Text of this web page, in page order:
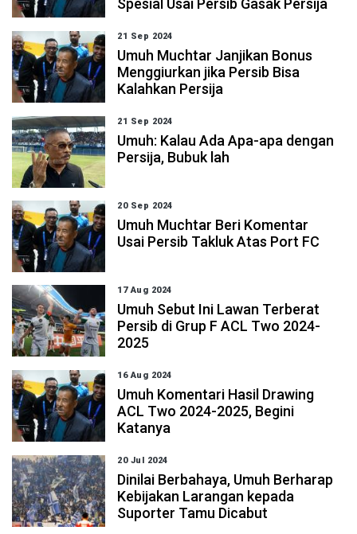
Spesial Usai Persib Gasak Persija
21 Sep 2024
Umuh Muchtar Janjikan Bonus
Menggiurkan jika Persib Bisa
Kalahkan Persija
21 Sep 2024
Umuh: Kalau Ada Apa-apa dengan
Persija, Bubuk lah
20 Sep 2024
Umuh Muchtar Beri Komentar
Usai Persib Takluk Atas Port FC
17 Aug 2024
Umuh Sebut Ini Lawan Terberat
Persib di Grup F ACL Two 2024-
2025
16 Aug 2024
Umuh Komentari Hasil Drawing
ACL Two 2024-2025, Begini
Katanya
20 Jul 2024
Dinilai Berbahaya, Umuh Berharap
Kebijakan Larangan kepada
Suporter Tamu Dicabut